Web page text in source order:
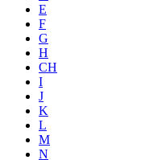
E
F
G
H
CH
I
J
K
L
M
N